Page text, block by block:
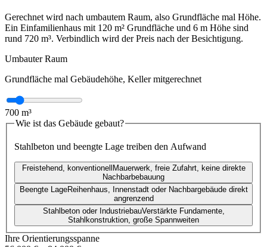
Gerechnet wird nach umbautem Raum, also Grundfläche mal Höhe.
Ein Einfamilienhaus mit 120 m² Grundfläche und 6 m Höhe sind
rund 720 m³. Verbindlich wird der Preis nach der Besichtigung.
Umbauter Raum
Grundfläche mal Gebäudehöhe, Keller mitgerechnet
700 m³
Wie ist das Gebäude gebaut?
Stahlbeton und beengte Lage treiben den Aufwand
Freistehend, konventionell Mauerwerk, freie Zufahrt, keine direkte
Nachbarbebauung
Beengte LageReihenhaus, Innenstadt oder Nachbargebäude direkt
angrenzend
Stahlbeton oder IndustriebauVerstärkte Fundamente,
Stahlkonstruktion, große Spannweiten
Ihre Orientierungsspanne